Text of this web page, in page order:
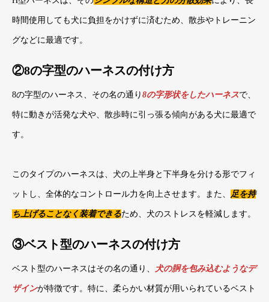
時間使用しても犬に負担をかけずに済むため、散歩やトレーニン
グなどに最適です。
②8の字型のハーネスの付け方
8の字型のハーネス、その名の通り 8の字形状をしたハーネスで、
特に動きが活発な犬や、散歩時に引っ張る傾向がある犬に最適で
す。
このタイプのハーネスは、犬の上半身と下半身を分ける形でフィ
ットし、全体的なコントロール力を向上させます。また、 足を持
ち上げることなく装着できるため、犬のストレスを軽減します。
③ベスト型のハーネスの付け方
ベスト型のハーネスはその名の通り、 犬の胴を包み込むようなデ
ザインが特徴です。特に、柔らかい材質が用いられているベスト